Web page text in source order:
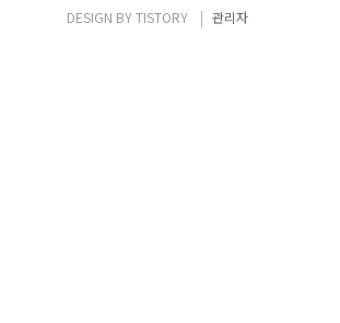
DESIGN BYTISTORY 관리자